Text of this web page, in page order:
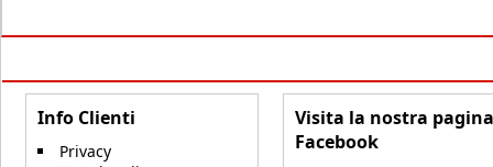
Info Clienti
Privacy
Visita la nostra pagina
Facebook